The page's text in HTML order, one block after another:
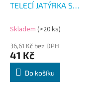
TELECÍ JATÝRKA S
Skladem (>20 ks)
36,61 Kč bez DPH
41 Kč
Do košíku